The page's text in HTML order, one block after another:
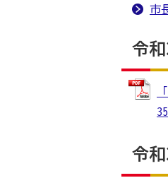
市
令和
令和